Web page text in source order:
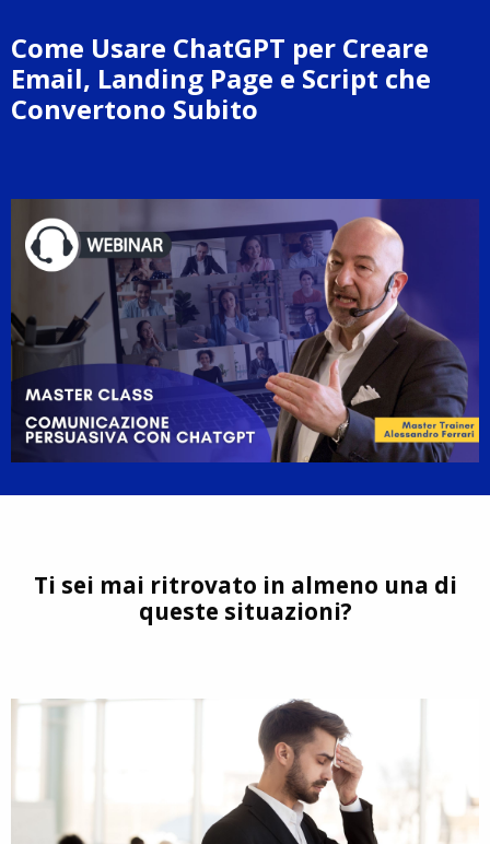
Come Usare ChatGPT per Creare
Email, Landing Page e Script che
Convertono Subito
Ti sei mai ritrovato in almeno una di
queste situazioni?